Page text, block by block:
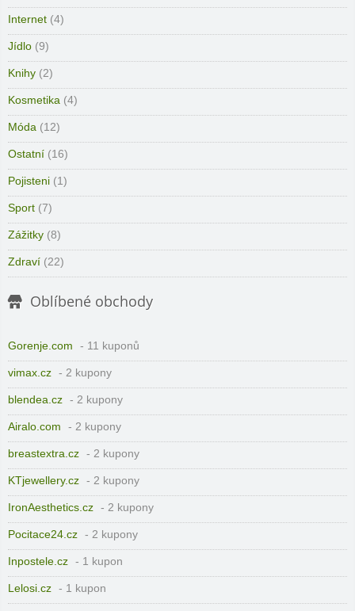
Internet (4)
Jídlo (9)
Knihy (2)
Kosmetika (4)
Móda (12)
Ostatní (16)
Pojisteni (1)
Sport (7)
Zážitky (8)
Zdraví (22)
Oblíbené obchody
Gorenje.com - 11 kuponů
vimax.cz - 2 kupony
blendea.cz - 2 kupony
Airalo.com - 2 kupony
breastextra.cz - 2 kupony
KTjewellery.cz - 2 kupony
IronAesthetics.cz - 2 kupony
Pocitace24.cz - 2 kupony
Inpostele.cz - 1 kupon
Lelosi.cz - 1 kupon